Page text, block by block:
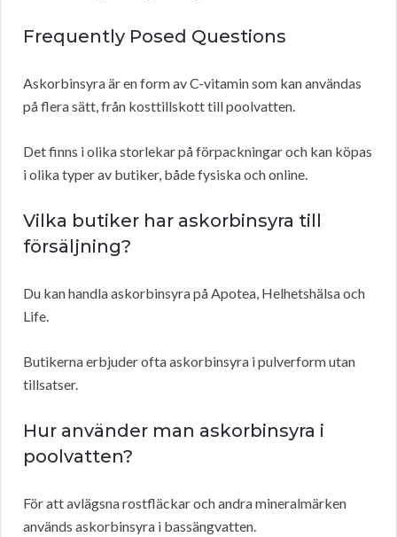
Frequently Posed Questions
Askorbinsyra är en form av C-vitamin som kan användas
på flera sätt, från kosttillskott till poolvatten.
Det finns i olika storlekar på förpackningar och kan köpas
i olika typer av butiker, både fysiska och online.
Vilka butiker har askorbinsyra till
försäljning?
Du kan handla askorbinsyra på Apotea, Helhetshälsa och
Life.
Butikerna erbjuder ofta askorbinsyra i pulverform utan
tillsatser.
Hur använder man askorbinsyra i
poolvatten?
För att avlägsna rostfläckar och andra mineralmärken
används askorbinsyra i bassängvatten.